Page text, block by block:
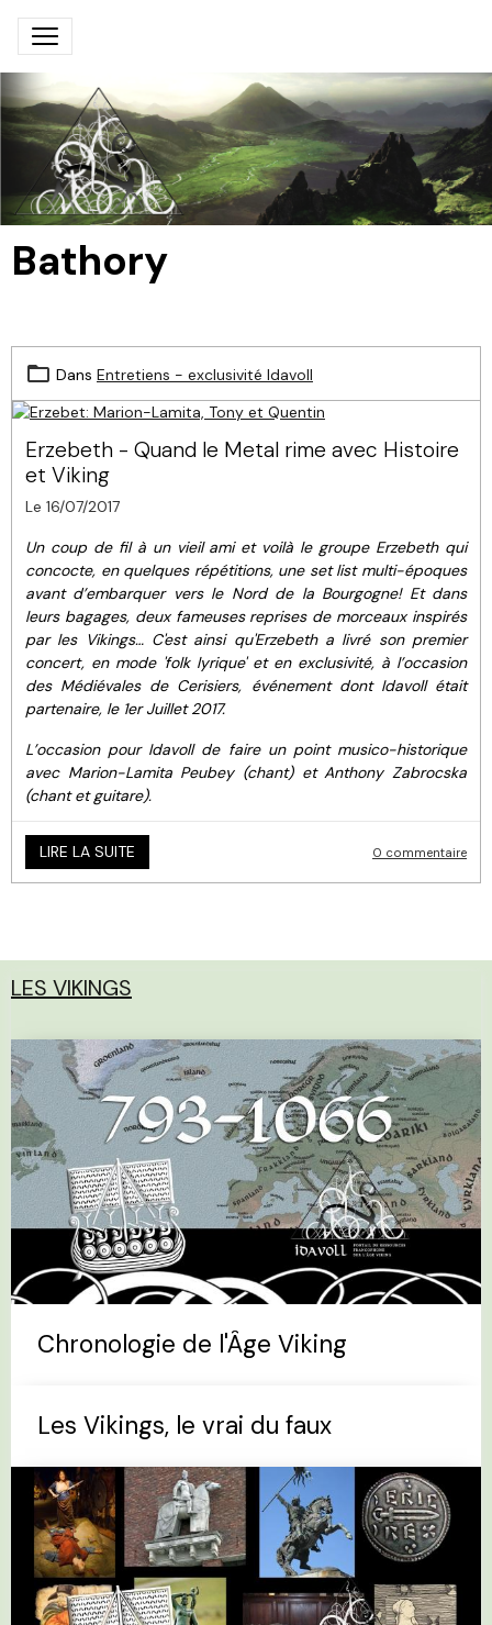
Bathory
Dans Entretiens - exclusivité Idavoll
Erzebeth - Quand le Metal rime avec Histoire
et Viking
Le 16/07/2017
Un coup de fil à un vieil ami et voilà le groupe Erzebeth qui
concocte, en quelques répétitions, une set list multi-époques
avant d’embarquer vers le Nord de la Bourgogne! Et dans
leurs bagages, deux fameuses reprises de morceaux inspirés
par les Vikings… C'est ainsi qu'Erzebeth a livré son premier
concert, en mode 'folk lyrique' et en exclusivité, à l’occasion
des Médiévales de Cerisiers, événement dont Idavoll était
partenaire, le 1er Juillet 2017.
L’occasion pour Idavoll de faire un point musico-historique
avec Marion-Lamita Peubey (chant) et Anthony Zabrocska
(chant et guitare).
LIRE LA SUITE 0 commentaire
LES VIKINGS
Chronologie de l'Âge Viking
Les Vikings, le vrai du faux